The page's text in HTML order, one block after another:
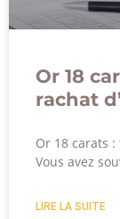
Or 18
rachat
Or 18 carats
Vous avez
LIRE LA SUITE